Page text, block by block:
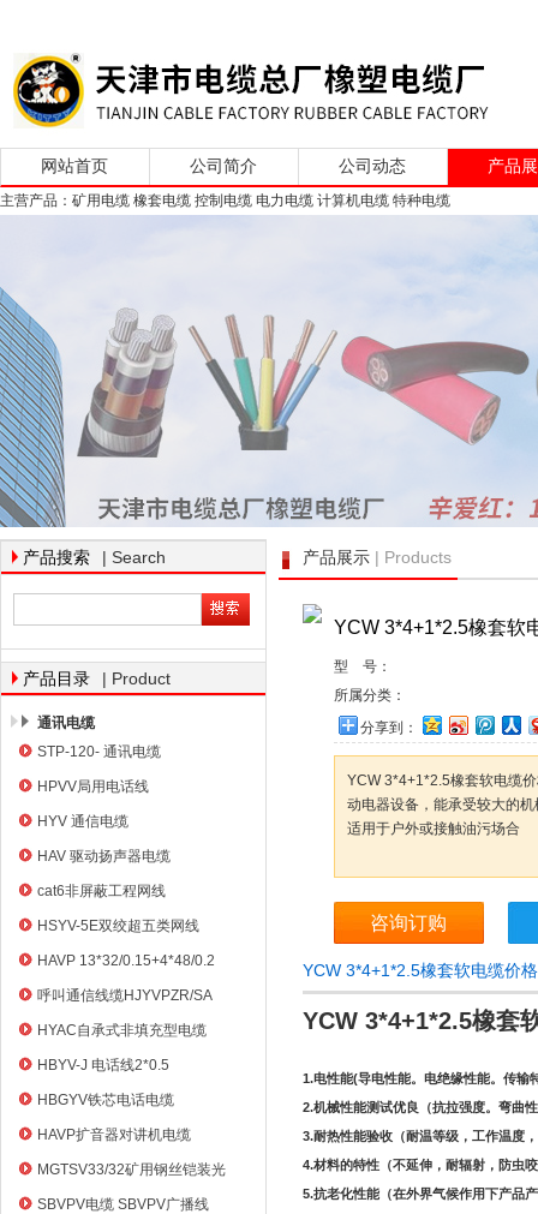
网站首页 公司简介 公司动态 产品
主营产品：矿用电缆 橡套电缆 控制电缆 电力电缆 计算机电缆 特种电缆
产品搜索 | Search
产品目录 | Product
通讯电缆
STP-120- 通讯电缆
HPVV局用电话线
HYV 通信电缆
HAV 驱动扬声器电缆
cat6非屏蔽工程网线
HSYV-5E双绞超五类网线
HAVP 13*32/0.15+4*48/0.2
呼叫通信线缆HJYVPZR/SA
HYAC自承式非填充型电缆
HBYV-J 电话线2*0.5
HBGYV铁芯电话电缆
HAVP扩音器对讲机电缆
MGTSV33/32矿用钢丝铠装光
缆
SBVPV电缆 SBVPV广播线
产品展示 | Products
YCW 3*4+1*2.5橡套软
型 号：
所属分类：
分享到：
YCW 3*4+1*2.5橡套软电缆
动电器设备，能承受较大的
适用于户外或接触油污场合
咨询订购
YCW 3*4+1*2.5橡套软电缆价
YCW 3*4+1*2.5橡套
1.电性能(导电性能。电绝缘性能。传输
2.机械性能测试优良（抗拉强度。弯曲
3.耐热性能验收（耐温等级，工作温度
4.材料的特性（不延伸，耐辐射，防虫
5.抗老化性能（在外界气候作用下产品